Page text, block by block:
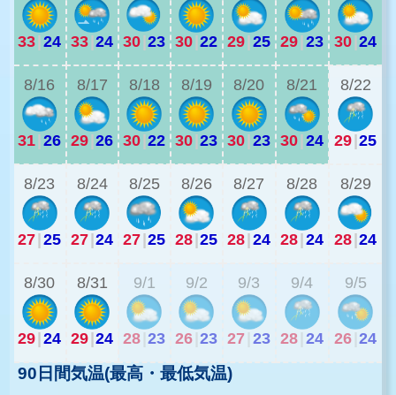
33|24 33|24 30|23 30|22 29|25 29|23 30|24
8/16
31|26
8/17
29|26
8/18
30|22
8/19
30|23
8/20
30|23
8/21
30|24
8/22
29|25
8/23
27|25
8/24
27|24
8/25
27|25
8/26
28|25
8/27
28|24
8/28
28|24
8/29
28|24
8/30
29|24
8/31
29|24
9/1
28 23
9/2
26 23
9/3
27 23
9/4
28 24
9/5
26 24
90日間気温(最高・最低気温)